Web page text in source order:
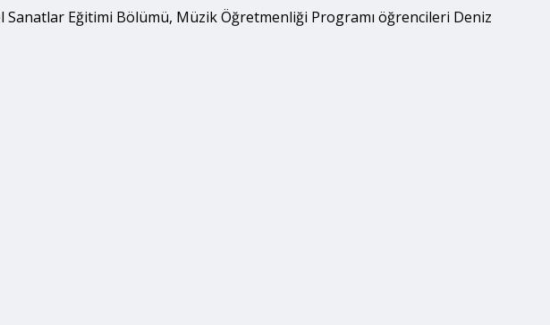
Sanatlar Eğitimi Bölümü, Müzik Öğretmenliği Programı öğrencileri Deniz